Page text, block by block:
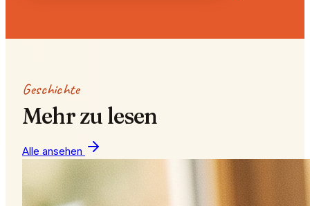
Geschichte
Mehr zu lesen
Alle ansehen